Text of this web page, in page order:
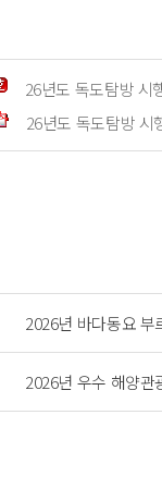
26년도 독도탐방 시
26년도 독도탐방
2026년 바다동요 부
2026년 우수 해양